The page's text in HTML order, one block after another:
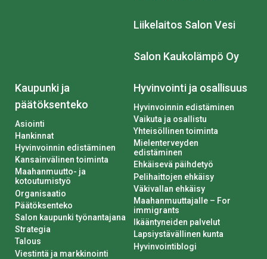
Liikelaitos Salon Vesi
Salon Kaukolämpö Oy
Kaupunki ja
päätöksenteko
Asiointi
Hankinnat
Hyvinvoinnin edistäminen
Kansainvälinen toiminta
Maahanmuutto- ja
kotoutumistyö
Organisaatio
Päätöksenteko
Salon kaupunki työnantajana
Strategia
Talous
Viestintä ja markkinointi
Hyvinvointi ja osallisuus
Hyvinvoinnin edistäminen
Vaikuta ja osallistu
Yhteisöllinen toiminta
Mielenterveyden
edistäminen
Ehkäisevä päihdetyö
Pelihaittojen ehkäisy
Väkivallan ehkäisy
Maahanmuuttajalle – For
immigrants
Ikääntyneiden palvelut
Lapsiystävällinen kunta
Hyvinvointiblogi